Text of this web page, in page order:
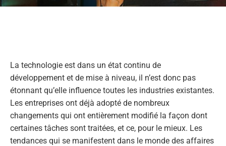
La technologie est dans un état continu de
développement et de mise à niveau, il n’est donc pas
étonnant qu’elle influence toutes les industries existantes.
Les entreprises ont déjà adopté de nombreux
changements qui ont entièrement modifié la façon dont
certaines tâches sont traitées, et ce, pour le mieux. Les
tendances qui se manifestent dans le monde des affaires